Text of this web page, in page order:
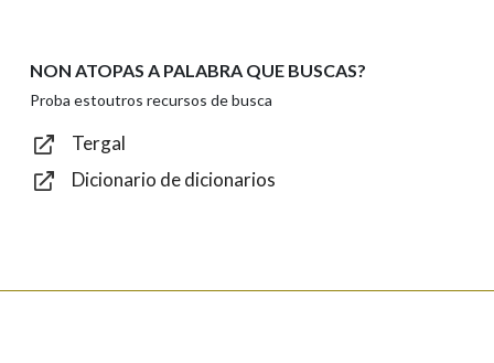
Texto de verificación
NON ATOPAS A PALABRA QUE BUSCAS?
Proba estoutros recursos de busca
Tergal
Dicionario de dicionarios